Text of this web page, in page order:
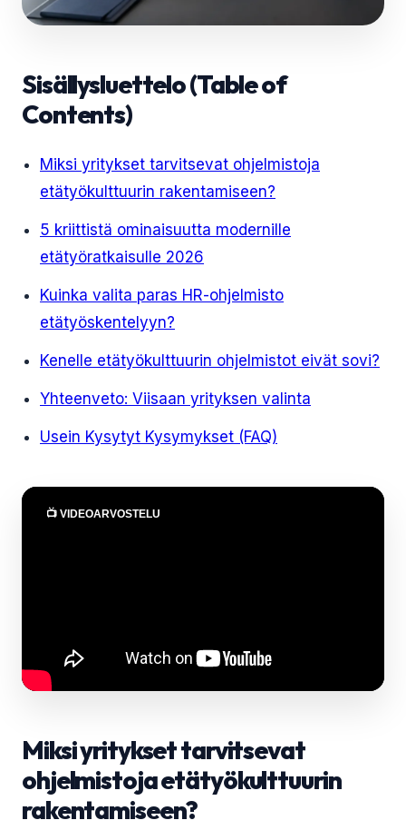
Sisällysluettelo (Table of
Contents)
Miksi yritykset tarvitsevat ohjelmistoja
etätyökulttuurin rakentamiseen?
5 kriittistä ominaisuutta modernille
etätyöratkaisulle 2026
Kuinka valita paras HR-ohjelmisto
etätyöskentelyyn?
Kenelle etätyökulttuurin ohjelmistot eivät sovi?
Yhteenveto: Viisaan yrityksen valinta
Usein Kysytyt Kysymykset (FAQ)
📺 VIDEOARVOSTELU
Miksi yritykset tarvitsevat
ohjelmistoja etätyökulttuurin
rakentamiseen?